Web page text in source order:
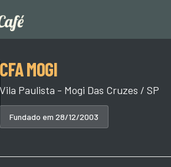
CFA MOGI
Vila Paulista - Mogi Das Cruzes / SP
Fundado em 28/12/2003